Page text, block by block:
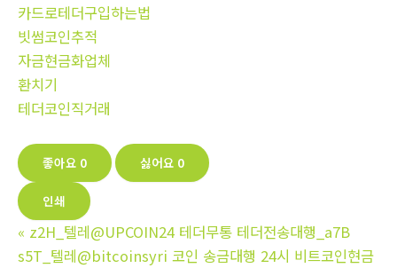
카드로테더구입하는법
빗썸코인추적
자금현금화업체
환치기
테더코인직거래
좋아요 0 싫어요 0
인쇄
« z2H_텔레@UPCOIN24 테더무통 테더전송대행_a7B
s5T_텔레@bitcoinsyri 코인 송금대행 24시 비트코인현금